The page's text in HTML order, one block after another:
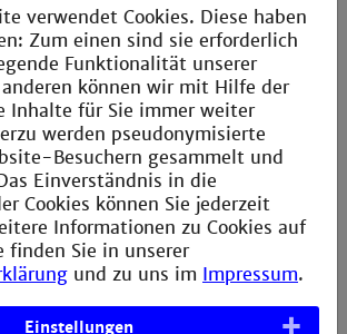
und Durchführung von
Unternehmen und privaten oder
Passende
findest du zum Beispiel beim
Hochschule:JobTeaser.
gründen, dafür findest
verwendet Cookies. Diese haben
Zum einen sind sie erforderlich
Funktionalität unserer
können wir mit Hilfe der
Inhalte für Sie immer weiter
werden pseudonymisierte
Besuchern gesammelt und
Einverständnis in die
Cookies können Sie jederzeit
Informationen zu Cookies auf
finden Sie in unserer
und zu uns im Impressum.
Einstellungen